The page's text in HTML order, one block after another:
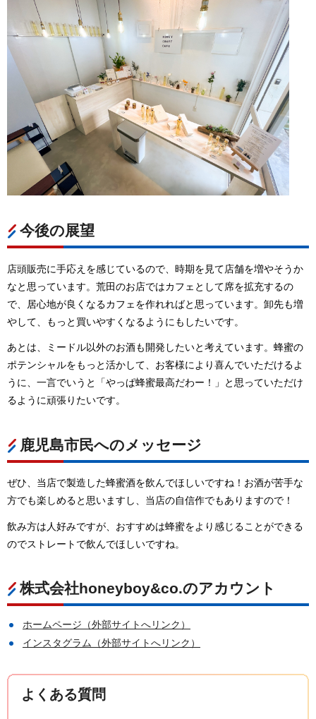
今後の展望
店頭販売に手応えを感じているので、時期を見て店舗を増やそうか
なと思っています。荒田のお店ではカフェとして席を拡充するの
で、居心地が良くなるカフェを作れればと思っています。卸先も増
やして、もっと買いやすくなるようにもしたいです。
あとは、ミードル以外のお酒も開発したいと考えています。蜂蜜の
ポテンシャルをもっと活かして、お客様により喜んでいただけるよ
うに、一言でいうと「やっぱ蜂蜜最高だわー！」と思っていただけ
るように頑張りたいです。
鹿児島市民へのメッセージ
ぜひ、当店で製造した蜂蜜酒を飲んでほしいですね！お酒が苦手な
方でも楽しめると思いますし、当店の自信作でもありますので！
飲み方は人好みですが、おすすめは蜂蜜をより感じることができる
のでストレートで飲んでほしいですね。
株式会社honeyboy&co.のアカウント
ホームページ（外部サイトへリンク）
インスタグラム（外部サイトへリンク）
よくある質問